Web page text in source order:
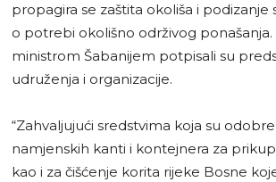
propagira se zaštita okoliša i podizanje
o potrebi okolišno održivog ponašanja.
ministrom Šabanijem potpisali su
udruženja i organizacije.
“Zahvaljujući sredstvima koja su
namjenskih kanti i kontejnera za
kao i za čišćenje korita rijeke Bosne